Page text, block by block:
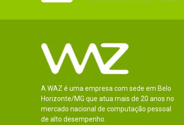
A WAZ é uma empresa com sede em Belo
Horizonte/MG que atua mais de 20 anos no
mercado nacional de computação pessoal
de alto desempenho.